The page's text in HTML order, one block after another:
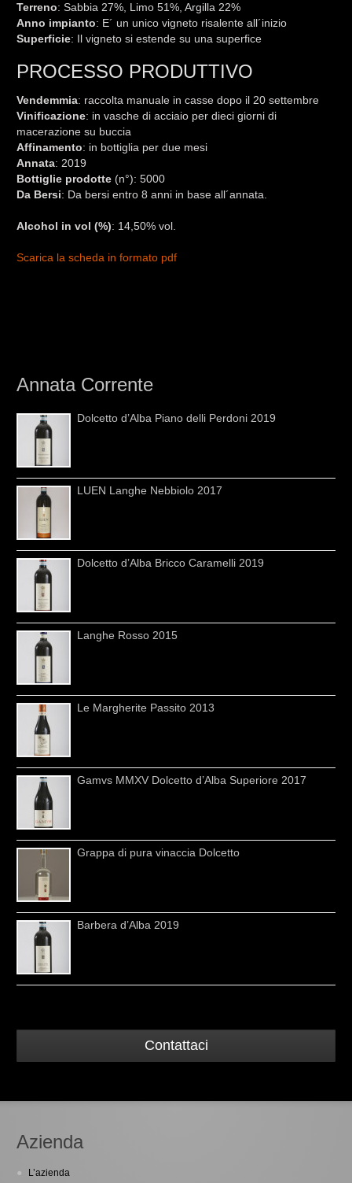
Terreno: Sabbia 27%, Limo 51%, Argilla 22%
Anno impianto: E´ un unico vigneto risalente all´inizio
Superficie: Il vigneto si estende su una superfice
PROCESSO PRODUTTIVO
Vendemmia: raccolta manuale in casse dopo il 20 settembre
Vinificazione: in vasche di acciaio per dieci giorni di
macerazione su buccia
Affinamento: in bottiglia per due mesi
Annata: 2019
Bottiglie prodotte (n°): 5000
Da Bersi: Da bersi entro 8 anni in base all´annata.
Alcohol in vol (%): 14,50% vol.
Scarica la scheda in formato pdf
Annata Corrente
Dolcetto d’Alba Piano delli Perdoni 2019
LUEN Langhe Nebbiolo 2017
Dolcetto d’Alba Bricco Caramelli 2019
Langhe Rosso 2015
Le Margherite Passito 2013
Gamvs MMXV Dolcetto d’Alba Superiore 2017
Grappa di pura vinaccia Dolcetto
Barbera d’Alba 2019
Contattaci
Azienda
L’azienda